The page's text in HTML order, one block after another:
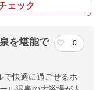
ェック
を堪能で
0
で快適に過ごせるホ